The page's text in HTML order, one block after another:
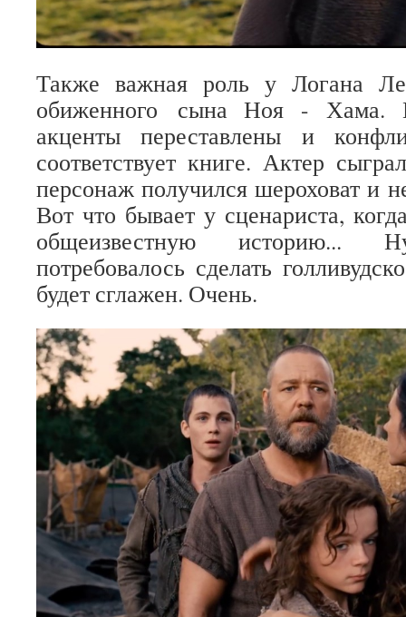
Также важная роль у Логана
обиженного сына Ноя - Хама.
акценты переставлены и
соответствует книге. Актер
персонаж получился шероховат и
Вот что бывает у сценариста,
общеизвестную
потребовалось сделать
будет сглажен. Очень.